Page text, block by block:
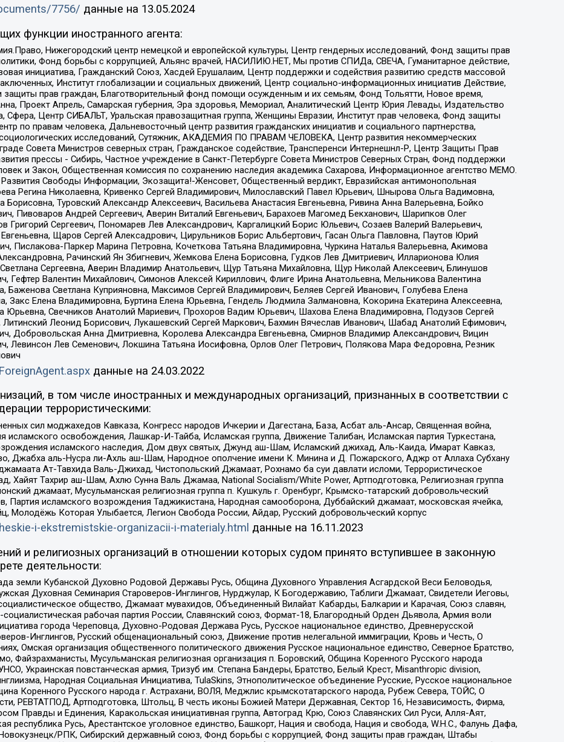
7756/ данные на 13.05.2024
функции иностранного агента:
Нижегородский центр немецкой и европейской культуры, Центр гендерных исследований, Фонд защиты прав
Фонд борьбы с коррупцией, Альянс врачей, НАСИЛИЮ.НЕТ, Мы против СПИДа, СВЕЧА, Гуманитарное действие,
инициатива, Гражданский Союз, Хасдей Ерушалаим, Центр поддержки и содействия развитию средств массовой
Институт глобализации и социальных движений, Центр социально-информационных инициатив Действие,
прав граждан, Благотворительный фонд помощи осужденным и их семьям, Фонд Тольятти, Новое время,
Проект Апрель, Самарская губерния, Эра здоровья, Мемориал, Аналитический Центр Юрия Левады, Издательство
Сфера, Центр СИБАЛЬТ, Уральская правозащитная группа, Женщины Евразии, Институт прав человека, Фонд защиты
по правам человека, Дальневосточный центр развития гражданских инициатив и социального партнерства,
исследований, Сутяжник, АКАДЕМИЯ ПО ПРАВАМ ЧЕЛОВЕКА, Центр развития некоммерческих
Совета Министров северных стран, Гражданское содействие, Трансперенси Интернешнл-Р, Центр Защиты Прав
прессы - Сибирь, Частное учреждение в Санкт-Петербурге Совета Министров Северных Стран, Фонд поддержки
и Закон, Общественная комиссия по сохранению наследия академика Сахарова, Информационное агентство МЕМО.
Развития Свободы Информации, Экозащита!-Женсовет, Общественный вердикт, Евразийская антимонопольная
Регина Николаевна, Кривенко Сергей Владимирович, Милославский Павел Юрьевич, Шнырова Ольга Вадимовна,
Туровский Александр Алексеевич, Васильева Анастасия Евгеньевна, Ривина Анна Валерьевна, Бойко
Пивоваров Андрей Сергеевич, Аверин Виталий Евгеньевич, Барахоев Магомед Бекханович, Шарипков Олег
Сергеевич, Пономарев Лев Александрович, Каргалицкий Борис Юльевич, Созаев Валерий Валерьевич,
Щаров Сергей Алексадрович, Цирульников Борис Альбертович, Гасан Ольга Павловна, Паутов Юрий
Пислакова-Паркер Марина Петровна, Кочеткова Татьяна Владимировна, Чуркина Наталья Валерьевна, Акимова
Рачинский Ян Збигневич, Жемкова Елена Борисовна, Гудков Лев Дмитриевич, Илларионова Юлия
Сергеевна, Аверин Владимир Анатольевич, Щур Татьяна Михайловна, Щур Николай Алексеевич, Блинушов
Гефтер Валентин Михайлович, Симонов Алексей Кириллович, Флиге Ирина Анатольевна, Мельникова Валентина
Баженова Светлана Куприяновна, Максимов Сергей Владимирович, Беляев Сергей Иванович, Голубева Елена
Закс Елена Владимировна, Буртина Елена Юрьевна, Гендель Людмила Залмановна, Кокорина Екатерина Алексеевна,
Юрьевна, Свечников Анатолий Мариевич, Прохоров Вадим Юрьевич, Шахова Елена Владимировна, Подузов Сергей
Леонид Борисович, Лукашевский Сергей Маркович, Бахмин Вячеслав Иванович, Шабад Анатолий Ефимович,
Добровольская Анна Дмитриевна, Королева Александра Евгеньевна, Смирнов Владимир Александрович, Вицин
Левинсон Лев Семенович, Локшина Татьяна Иосифовна, Орлов Олег Петрович, Полякова Мара Федоровна, Резник
данные на 24.03.2022
в том числе иностранных и международных организаций, признанных в соответствии с
террористическими:
сил моджахедов Кавказа, Конгресс народов Ичкерии и Дагестана, База, Асбат аль-Ансар, Священная война,
исламского освобождения, Лашкар-И-Тайба, Исламская группа, Движение Талибан, Исламская партия Туркестана,
исламского наследия, Дом двух святых, Джунд аш-Шам, Исламский джихад, Аль-Каида, Имарат Кавказ,
Джабха аль-Нусра ли-Ахль аш-Шам, Народное ополчение имени К. Минина и Д. Пожарского, Аджр от Аллаха Субхану
Ат-Тавхида Валь-Джихад, Чистопольский Джамаат, Рохнамо ба суи давлати исломи, Террористическое
Хайят Тахрир аш-Шам, Ахлю Сунна Валь Джамаа, National Socialism/White Power, Артподготовка, Религиозная группа
джамаат, Мусульманская религиозная группа п. Кушкуль г. Оренбург, Крымско-татарский добровольческий
Партия исламского возрождения Таджикистана, Народная самооборона, Дуббайский джамаат, московская ячейка,
Молодёжь Которая Улыбается, Легион Свобода России, Айдар, Русский добровольческий корпус
i-ekstremistskie-organizacii-i-materialy.html данные на 16.11.2023
и религиозных организаций в отношении которых судом принято вступившее в законную
деятельности:
земли Кубанской Духовно Родовой Державы Русь, Община Духовного Управления Асгардской Веси Беловодья,
Духовная Семинария Староверов-Инглингов, Нурджулар, К Богодержавию, Таблиги Джамаат, Свидетели Иеговы,
общество, Джамаат мувахидов, Объединенный Вилайат Кабарды, Балкарии и Карачая, Союз славян,
рабочая партия России, Славянский союз, Формат-18, Благородный Орден Дьявола, Армия воли
города Череповца, Духовно-Родовая Держава Русь, Русское национальное единство, Древнерусской
Инглингов, Русский общенациональный союз, Движение против нелегальной иммиграции, Кровь и Честь, О
Омская организация общественного политического движения Русское национальное единство, Северное Братство,
Файзрахманисты, Мусульманская религиозная организация п. Боровский, Община Коренного Русского народа
Украинская повстанческая армия, Тризуб им. Степана Бандеры, Братство, Белый Крест, Misanthropic division,
Народная Социальная Инициатива, TulaSkins, Этнополитическое объединение Русские, Русское национальное
Коренного Русского народа г. Астрахани, ВОЛЯ, Меджлис крымскотатарского народа, Рубеж Севера, ТОЙС, О
РЕВТАТПОД, Артподготовка, Штольц, В честь иконы Божией Матери Державная, Сектор 16, Независимость, Фирма,
Правды и Единения, Каракольская инициативная группа, Автоград Крю, Союз Славянских Сил Руси, Алля-Аят,
республика Русь, Арестантское уголовное единство, Башкорт, Нация и свобода, Нация и свобода, W.H.С., Фалунь Дафа,
РПК, Сибирский державный союз, Фонд борьбы с коррупцией, Фонд защиты прав граждан, Штабы